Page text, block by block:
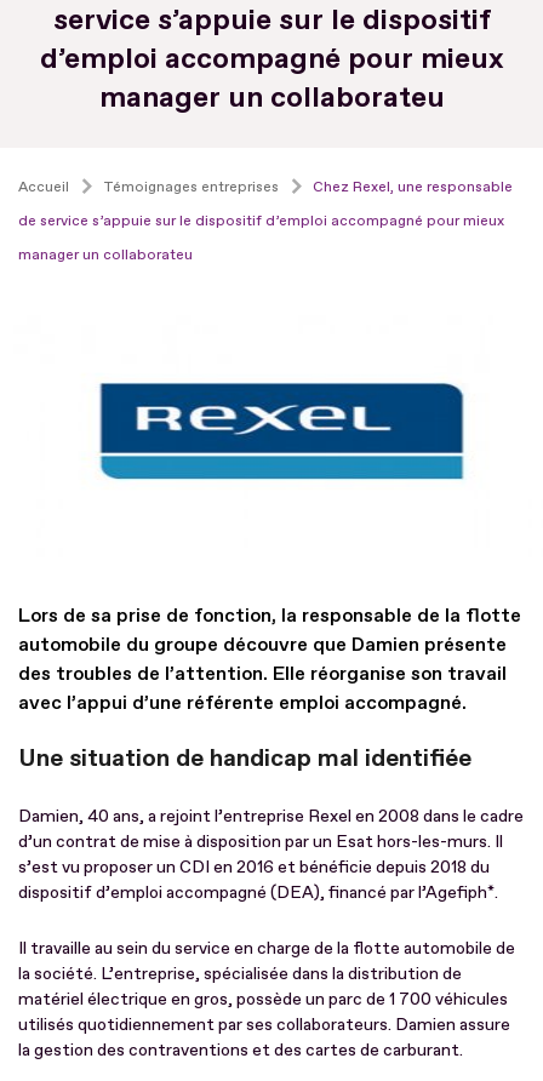
service s’appuie sur le dispositif
d’emploi accompagné pour mieux
manager un collaborateu
Accueil Témoignages entreprises
Chez Rexel, une responsable
de service s’appuie sur le dispositif d’emploi accompagné pour mieux
manager un collaborateu
Lors de sa prise de fonction, la responsable de la flotte
automobile du groupe découvre que Damien présente
des troubles de l’attention. Elle réorganise son travail
avec l’appui d’une référente emploi accompagné.
Une situation de handicap mal identifiée
Damien, 40 ans, a rejoint l’entreprise Rexel en 2008 dans le cadre
d’un contrat de mise à disposition par un Esat hors-les-murs. Il
s’est vu proposer un CDI en 2016 et bénéficie depuis 2018 du
dispositif d’emploi accompagné (DEA), financé par l’Agefiph*.
Il travaille au sein du service en charge de la flotte automobile de
la société. L’entreprise, spécialisée dans la distribution de
matériel électrique en gros, possède un parc de 1 700 véhicules
utilisés quotidiennement par ses collaborateurs. Damien assure
la gestion des contraventions et des cartes de carburant.